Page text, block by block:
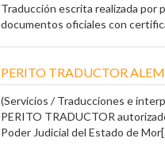
Traducción escrita realizada por
documentos oficiales con
PERITO TRADUCTOR
(Servicios / Traducciones e
PERITO TRADUCTOR
Poder Judicial del Estado de